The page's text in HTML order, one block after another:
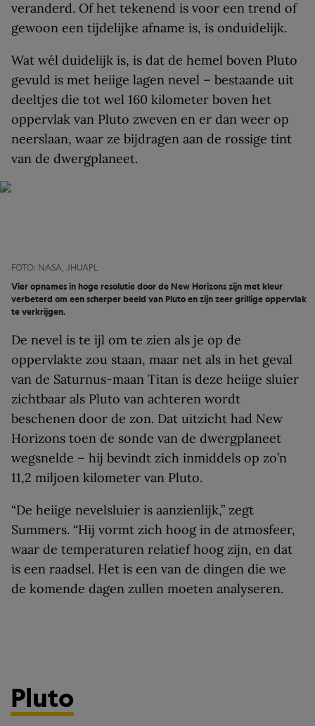
veranderd. Of het tekenend is voor een trend of
gewoon een tijdelijke afname is, is onduidelijk.
Wat wél duidelijk is, is dat de hemel boven Pluto
gevuld is met heiige lagen nevel – bestaande uit
deeltjes die tot wel 160 kilometer boven het
oppervlak van Pluto zweven en er dan weer op
neerslaan, waar ze bijdragen aan de rossige tint
van de dwergplaneet.
FOTO: NASA, JHUAPL
Vier opnames in hoge resolutie door de New Horizons zijn met kleur
verbeterd om een scherper beeld van Pluto en zijn zeer grillige oppervlak
te verkrijgen.
De nevel is te ijl om te zien als je op de
oppervlakte zou staan, maar net als in het geval
van de Saturnus-maan Titan is deze heiige sluier
zichtbaar als Pluto van achteren wordt
beschenen door de zon. Dat uitzicht had New
Horizons toen de sonde van de dwergplaneet
wegsnelde – hij bevindt zich inmiddels op zo’n
11,2 miljoen kilometer van Pluto.
“De heiige nevelsluier is aanzienlijk,” zegt
Summers. “Hij vormt zich hoog in de atmosfeer,
waar de temperaturen relatief hoog zijn, en dat
is een raadsel. Het is een van de dingen die we
de komende dagen zullen moeten analyseren.
Pluto